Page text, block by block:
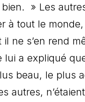
» Les
à tout le
il ne s’en rend
lui a expliqué
beau, le plus
autres,